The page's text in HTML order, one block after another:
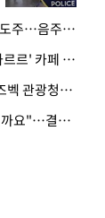
· 정차 불응하고 '시속 165㎞' 아찔 도주…음주운전자 체포
· "하마터면"…영업 끝나자마자 '와르르' 카페 테라스 덮친 대리석 외벽
· "음료 한 캔에 1만1000원?"…우즈벡 관광청까지 나섰다, 유튜버 폭로 후폭풍
· "300만원 보낸 전 남친, 받아도 될까요"…결혼 앞둔 예비신부의 뜻밖 고충